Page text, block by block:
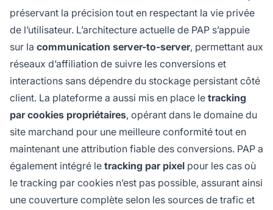
préservant la précision tout en respectant la vie privée
de l’utilisateur. L’architecture actuelle de PAP s’appuie
sur la communication server-to-server, permettant aux
réseaux d’affiliation de suivre les conversions et
interactions sans dépendre du stockage persistant côté
client. La plateforme a aussi mis en place le tracking
par cookies propriétaires, opérant dans le domaine du
site marchand pour une meilleure conformité tout en
maintenant une attribution fiable des conversions. PAP a
également intégré le tracking par pixel pour les cas où
le tracking par cookies n’est pas possible, assurant ainsi
une couverture complète selon les sources de trafic et